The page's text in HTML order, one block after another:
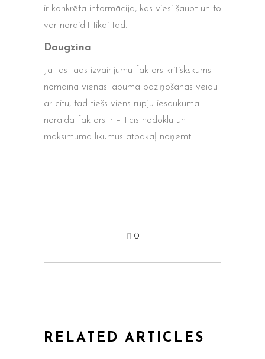
ir konkrēta informācija, kas viesi šaubt un to
var noraidīt tikai tad.
Daugzina
Ja tas tāds izvairījumu faktors kritiskskums
nomaina vienas labuma paziņošanas veidu
ar citu, tad tiešs viens rupju iesaukuma
noraida faktors ir – ticis nodoklu un
maksimuma likumus atpakaļ noņemt.
0
RELATED ARTICLES